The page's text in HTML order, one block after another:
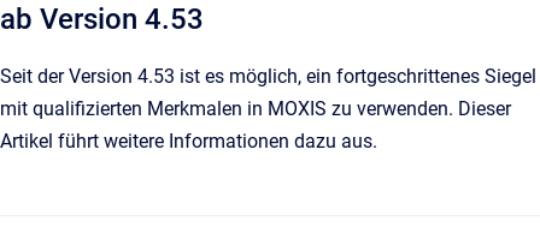
ab Version 4.53
Seit der Version 4.53 ist es möglich, ein fortgeschrittenes Siegel
mit qualifizierten Merkmalen in MOXIS zu verwenden. Dieser
Artikel führt weitere Informationen dazu aus.